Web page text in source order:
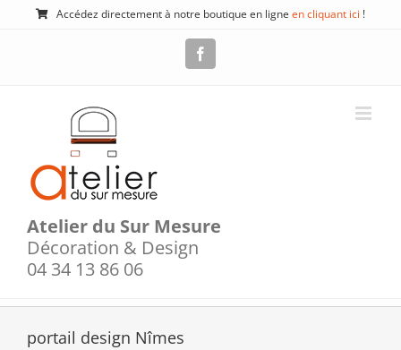
Passer
Accédez directement à notre boutique en ligne en cliquant ici !
Atelier du Sur Mesure
Décoration & Design
04 34 13 86 06
portail design Nîmes